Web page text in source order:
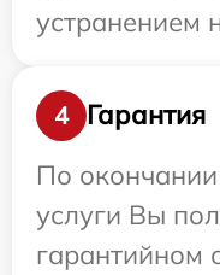
устранением
4
Гарантия
По
услуги Вы
гарантийном